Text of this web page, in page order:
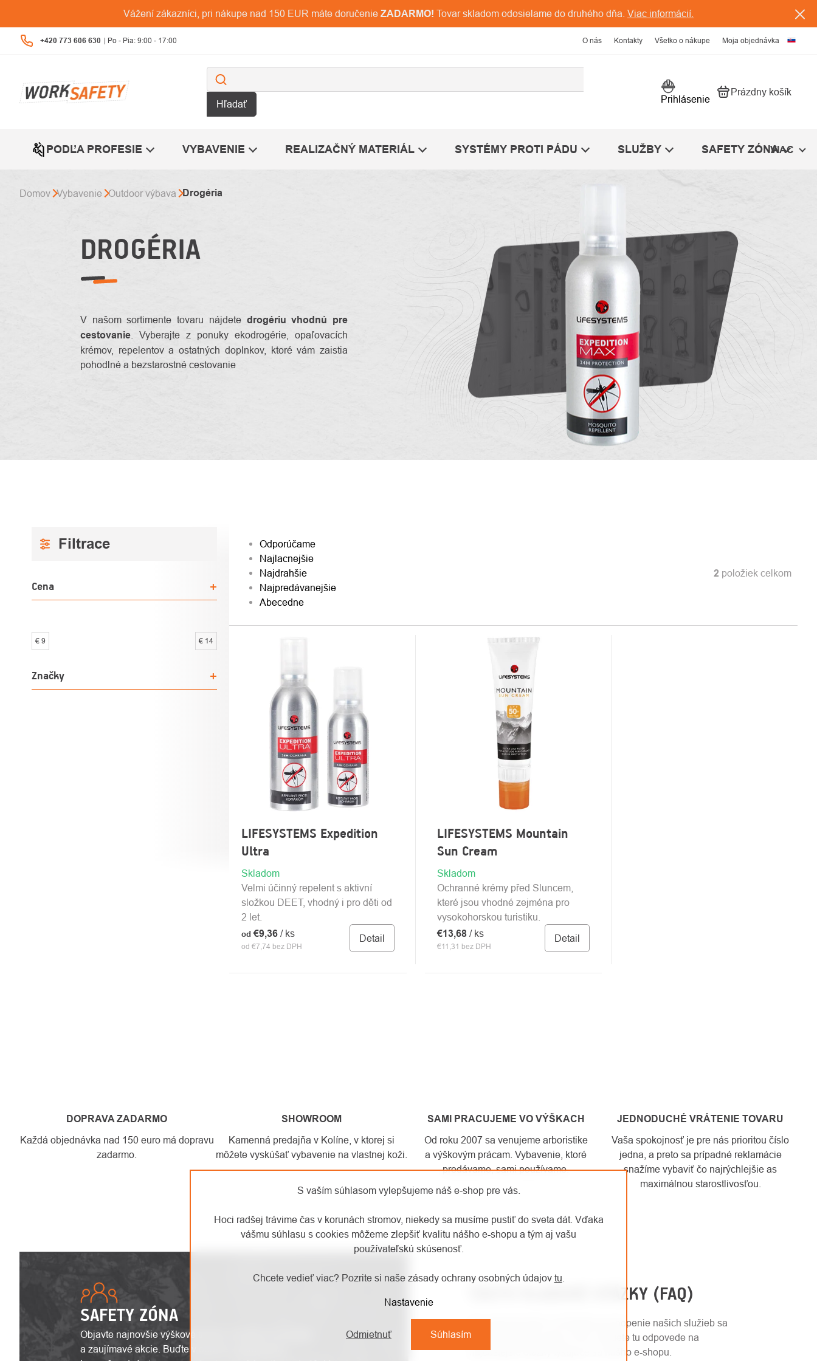
S vaším súhlasom vylepšujeme náš e-shop pre vás.
Hoci radšej trávime čas v korunách stromov, niekedy sa musíme pustiť do sveta dát. Vďaka
vášmu súhlasu s cookies môžeme zlepšiť kvalitu nášho e-shopu a tým aj vašu
používateľskú skúsenosť.
Chcete vedieť viac? Pozrite si naše zásady ochrany osobných údajov tu
Nastavenie
Odmietnuť Súhlasím
obsah
Vážení zákazníci, pri nákupe nad 150 EUR máte doručenie ZADARMO! Tovar skladom odosielame do druhého dňa. Viac informácií.
+420 773 606 630 O nás Kontakty Všetko o nákupe Moja objednávka
Hľadať Prihlásenie Nákupný košík
Prázdny košík
PODĽA PROFESIE VYBAVENIE REALIZAČNÝ MATERIÁL SYSTÉMY PROTI PÁDU SLUŽBY SAFETY ZÓNAVIAC
Domov Vybavenie Outdoor výbava Drogéria
DROGÉRIA
V našom sortimente tovaru nájdete drogériu vhodnú pre
cestovanie . Vyberajte z ponuky ekodrogérie, opaľovacích
krémov, repelentov a ostatných doplnkov, ktoré vám zaistia
pohodlné a bezstarostné cestovanie
BOČNÝ
Cena
€ 9 € 14
Značky
RADENIE
PRODUKTOV
Odporúčame
Najlacnejšie
Najdrahšie
Najpredávanejšie
Abecedne
2 položiek celkom
PRODUKTOV
LIFESYSTEMS Expedition
Ultra
Skladom
od €7,74 bez DPH
od €9,36 / ks Detail
Velmi účinný repelent s aktivní
složkou DEET, vhodný i pro děti od
2 let.
LIFESYSTEMS Mountain
Sun Cream
Skladom
€11,31 bez DPH
€13,68 / ks Detail
Ochranné krémy před Sluncem,
které jsou vhodné zejména pro
vysokohorskou turistiku.
DOPRAVA ZADARMO
Každá objednávka nad 150 euro má dopravu
zadarmo.
SHOWROOM
Kamenná predajňa v Kolíne, v ktorej si
môžete vyskúšať vybavenie na vlastnej koži.
SAMI PRACUJEME VO VÝŠKACH
Od roku 2007 sa venujeme arboristike
a výškovým prácam. Vybavenie, ktoré
predávame, sami používame.
JEDNODUCHÉ VRÁTENIE TOVARU
Vaša spokojnosť je pre nás prioritou číslo
jedna, a preto sa prípadné reklamácie
snažíme vybaviť čo najrýchlejšie as
maximálnou starostlivosťou.
SAFETY ZÓNA
Objavte najnovšie výškové trendy, inovatívne produkty
a zaujímavé akcie. Buďte v obraze s aktuálnymi
ČASTO KLADENÉ OTÁZKY (FAQ)
Pre jednoduchšie a rýchlejšie pochopenie našich služieb sa
pokúste prečítať sekciu FAQ. Nájdete tu odpovede na
najčastejšie otázky týkajúce sa nášho e-shopu.